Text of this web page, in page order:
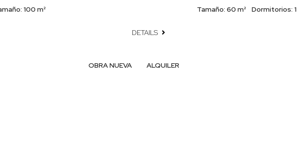
100 m²
DETAILS
Tamaño: 60 m² Dormitorios: 1
ALQUILER
OBRA NUEVA